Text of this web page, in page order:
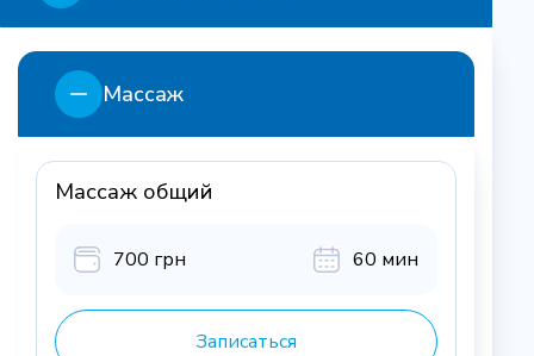
Массаж
Массаж общий
700 грн 60 мин
Записаться